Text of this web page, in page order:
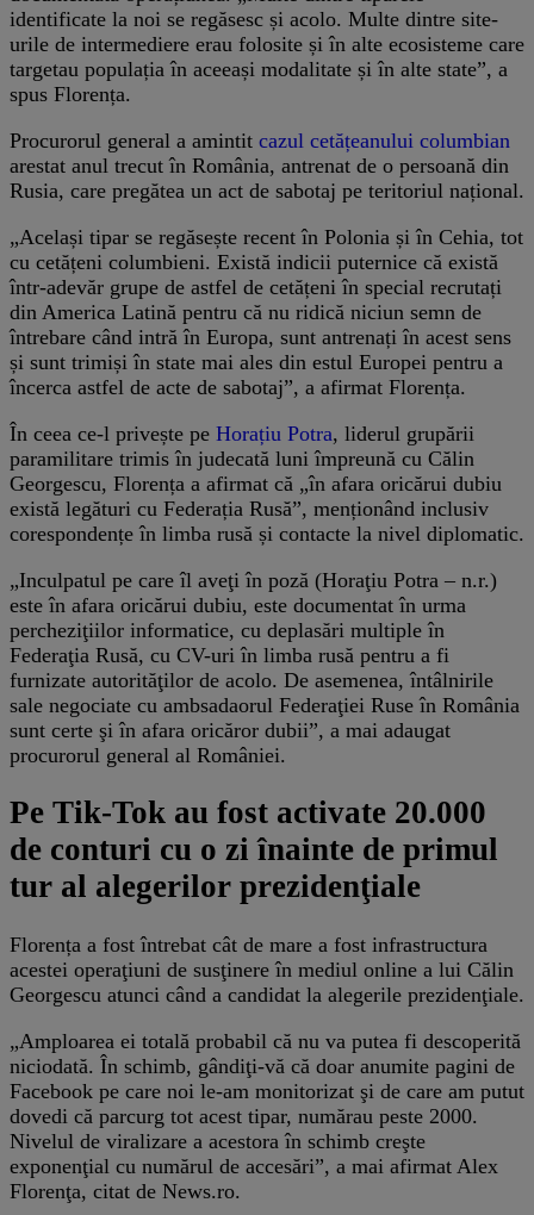
identificate la noi se regăsesc și acolo. Multe dintre site-
urile de intermediere erau folosite și în alte ecosisteme care
targetau populația în aceeași modalitate și în alte state”, a
spus Florența.
Procurorul general a amintit cazul cetățeanului columbian
arestat anul trecut în România, antrenat de o persoană din
Rusia, care pregătea un act de sabotaj pe teritoriul național.
„Același tipar se regăsește recent în Polonia și în Cehia, tot
cu cetățeni columbieni. Există indicii puternice că există
într-adevăr grupe de astfel de cetățeni în special recrutați
din America Latină pentru că nu ridică niciun semn de
întrebare când intră în Europa, sunt antrenați în acest sens
și sunt trimiși în state mai ales din estul Europei pentru a
încerca astfel de acte de sabotaj”, a afirmat Florența.
În ceea ce-l privește pe Horațiu Potra, liderul grupării
paramilitare trimis în judecată luni împreună cu Călin
Georgescu, Florența a afirmat că „în afara oricărui dubiu
există legături cu Federația Rusă”, menționând inclusiv
corespondențe în limba rusă și contacte la nivel diplomatic.
„Inculpatul pe care îl aveţi în poză (Horaţiu Potra – n.r.)
este în afara oricărui dubiu, este documentat în urma
percheziţiilor informatice, cu deplasări multiple în
Federaţia Rusă, cu CV-uri în limba rusă pentru a fi
furnizate autorităţilor de acolo. De asemenea, întâlnirile
sale negociate cu ambsadaorul Federaţiei Ruse în România
sunt certe şi în afara oricăror dubii”, a mai adaugat
procurorul general al României.
Pe Tik-Tok au fost activate 20.000
de conturi cu o zi înainte de primul
tur al alegerilor prezidenţiale
Florența a fost întrebat cât de mare a fost infrastructura
acestei operaţiuni de susţinere în mediul online a lui Călin
Georgescu atunci când a candidat la alegerile prezidenţiale.
„Amploarea ei totală probabil că nu va putea fi descoperită
niciodată. În schimb, gândiţi-vă că doar anumite pagini de
Facebook pe care noi le-am monitorizat şi de care am putut
dovedi că parcurg tot acest tipar, numărau peste 2000.
Nivelul de viralizare a acestora în schimb creşte
exponenţial cu numărul de accesări”, a mai afirmat Alex
Florenţa, citat de News.ro.